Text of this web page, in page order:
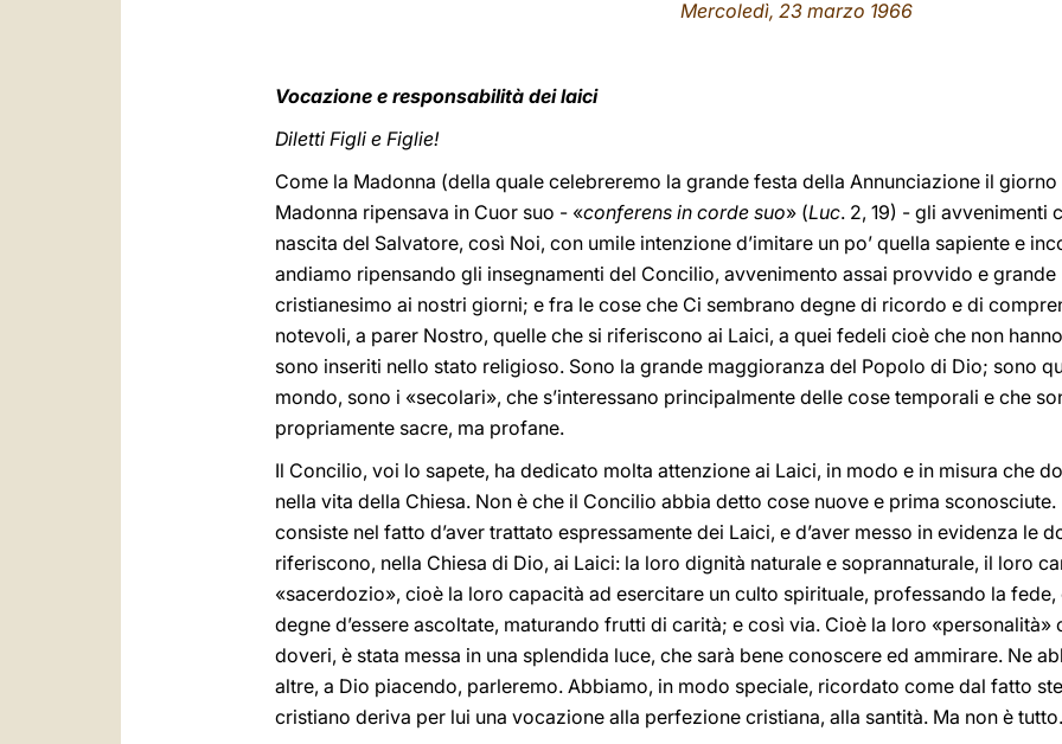
Mercoledì, 23 marzo 1966
Vocazione e responsabilità dei laici
Diletti Figli e Figlie!
Come la Madonna (della quale celebreremo la grande festa della Annunciazione il
Madonna ripensava in Cuor suo - «conferens in corde suo» (Luc. 2, 19) - gli avvenimenti
nascita del Salvatore, così Noi, con umile intenzione d’imitare un po’ quella sapiente e
andiamo ripensando gli insegnamenti del Concilio, avvenimento assai provvido e
cristianesimo ai nostri giorni; e fra le cose che Ci sembrano degne di ricordo e di
notevoli, a parer Nostro, quelle che si riferiscono ai Laici, a quei fedeli cioè che non
sono inseriti nello stato religioso. Sono la grande maggioranza del Popolo di Dio; sono
mondo, sono i «secolari», che s’interessano principalmente delle cose temporali e che
propriamente sacre, ma profane.
Il Concilio, voi lo sapete, ha dedicato molta attenzione ai Laici, in modo e in misura che
nella vita della Chiesa. Non è che il Concilio abbia detto cose nuove e prima
consiste nel fatto d’aver trattato espressamente dei Laici, e d’aver messo in evidenza le
riferiscono, nella Chiesa di Dio, ai Laici: la loro dignità naturale e soprannaturale, il loro
«sacerdozio», cioè la loro capacità ad esercitare un culto spirituale, professando la
degne d’essere ascoltate, maturando frutti di carità; e così via. Cioè la loro
doveri, è stata messa in una splendida luce, che sarà bene conoscere ed ammirare. Ne
altre, a Dio piacendo, parleremo. Abbiamo, in modo speciale, ricordato come dal fatto
cristiano deriva per lui una vocazione alla perfezione cristiana, alla santità. Ma non è tutto.